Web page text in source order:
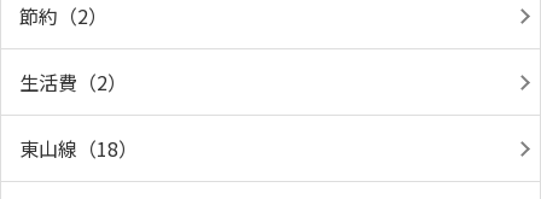
節約（2）
生活費（2）
東山線（18）